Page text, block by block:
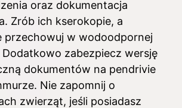
oraz dokumentacja
Zrób ich kserokopie, a
przechowuj w wodoodpornej
Dodatkowo zabezpiecz wersję
dokumentów na pendrivie
Nie zapomnij o
zwierząt, jeśli posiadasz